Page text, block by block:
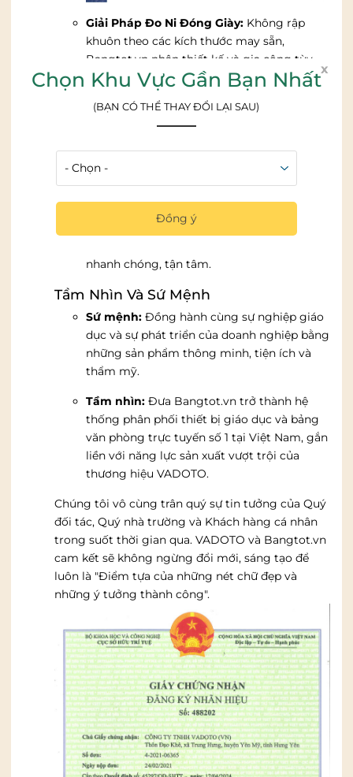
Giải Pháp Đo Ni Đóng Giày: Không rập
khuôn theo các kích thước may sẵn,
Bangtot.vn nhận thiết kế và gia công tùy
biến theo diện tích thực tế và yêu cầu
chuyên biệt của từng dự án.
Dịch Vụ Trọn Gói, Chuyên Nghiệp:
Chính Sách Hậu Mãi Uy Tín:
nhanh chóng, tận tâm.
Tầm Nhìn Và Sứ Mệnh
Sứ mệnh: Đồng hành cùng sự nghiệp giáo
dục và sự phát triển của doanh nghiệp bằng
những sản phẩm thông minh, tiện ích và
thẩm mỹ.
Tầm nhìn: Đưa Bangtot.vn trở thành hệ
thống phân phối thiết bị giáo dục và bảng
văn phòng trực tuyến số 1 tại Việt Nam, gắn
liền với năng lực sản xuất vượt trội của
thương hiệu VADOTO.
Chúng tôi vô cùng trân quý sự tin tưởng của Quý
đối tác, Quý nhà trường và Khách hàng cá nhân
trong suốt thời gian qua. VADOTO và Bangtot.vn
cam kết sẽ không ngừng đổi mới, sáng tạo để
luôn là "Điểm tựa của những nét chữ đẹp và
những ý tưởng thành công".
x
Chọn Khu Vực Gần Bạn Nhất
(BẠN CÓ THỂ THAY ĐỔI LẠI SAU)
Đồng ý